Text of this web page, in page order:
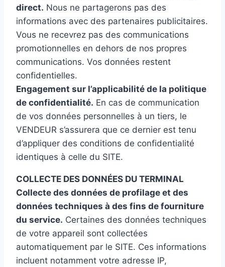
direct. Nous ne partagerons pas des
informations avec des partenaires publicitaires.
Vous ne recevrez pas des communications
promotionnelles en dehors de nos propres
communications. Vos données restent
confidentielles.
Engagement sur l’applicabilité de la politique
de confidentialité. En cas de communication
de vos données personnelles à un tiers, le
VENDEUR s’assurera que ce dernier est tenu
d’appliquer des conditions de confidentialité
identiques à celle du SITE.
COLLECTE DES DONNÉES DU TERMINAL
Collecte des données de profilage et des
données techniques à des fins de fourniture
du service. Certaines des données techniques
de votre appareil sont collectées
automatiquement par le SITE. Ces informations
incluent notamment votre adresse IP,